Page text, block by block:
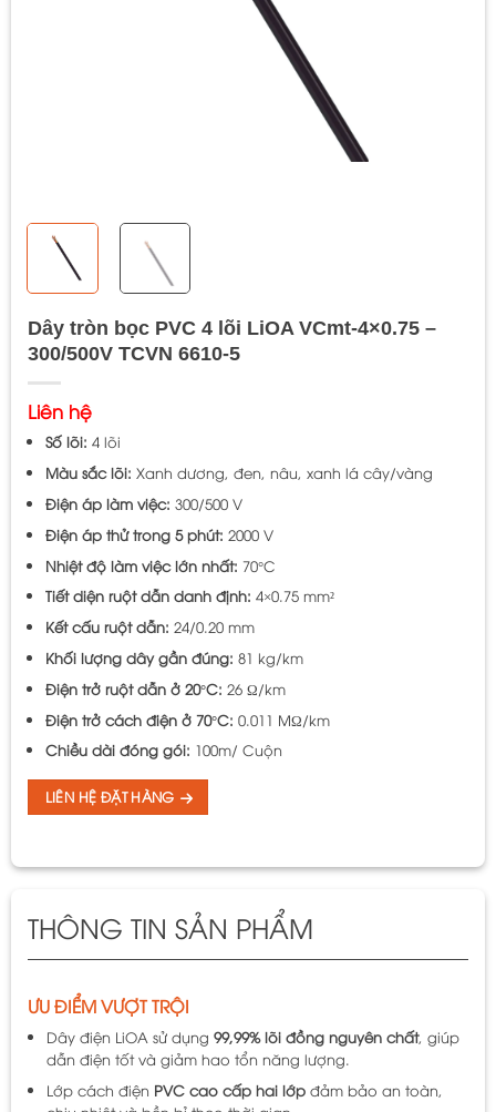
Dây tròn bọc PVC 4 lõi LiOA VCmt-4×0.75 –
300/500V TCVN 6610-5
Liên hệ
Số lõi: 4 lõi
Màu sắc lõi: Xanh dương, đen, nâu, xanh lá cây/vàng
Điện áp làm việc: 300/500 V
Điện áp thử trong 5 phút: 2000 V
Nhiệt độ làm việc lớn nhất: 70°C
Tiết diện ruột dẫn danh định: 4×0.75 mm²
Kết cấu ruột dẫn: 24/0.20 mm
Khối lượng dây gần đúng: 81 kg/km
Điện trở ruột dẫn ở 20°C: 26 Ω/km
Điện trở cách điện ở 70°C: 0.011 MΩ/km
Chiều dài đóng gói: 100m/ Cuộn
LIÊN HỆ ĐẶT HÀNG
THÔNG TIN SẢN PHẨM
ƯU ĐIỂM VƯỢT TRỘI
Dây điện LiOA sử dụng 99,99% lõi đồng nguyên chất, giúp
dẫn điện tốt và giảm hao tổn năng lượng.
Lớp cách điện PVC cao cấp hai lớpđảm bảo an toàn,